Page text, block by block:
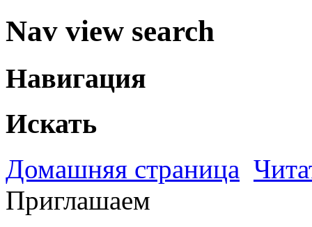
Nav view search
Навигация
Искать
Домашняя страница
Приглашаем